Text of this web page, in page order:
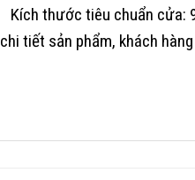
Kích thước tiêu chuẩn cửa:
chi tiết sản phẩm, khách